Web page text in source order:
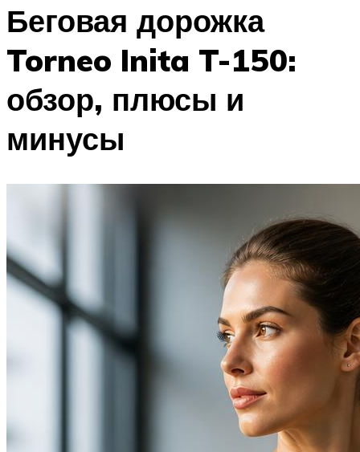
Беговая дорожка
Torneo Inita T-150:
обзор, плюсы и
минусы